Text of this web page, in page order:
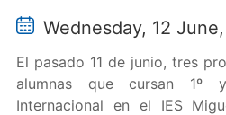
Wednesday, 12
El pasado 11 de junio, tres
alumnas que cursan 1º
Internacional en el IES